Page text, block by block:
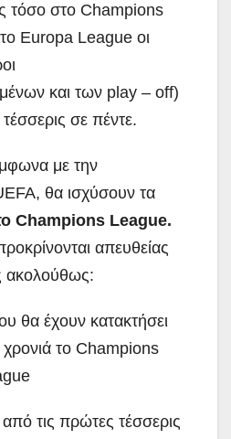
τόσο στο Champions
Europa League οι
και των play – off)
σε πέντε.
με την
θα ισχύσουν τα
Champions League.
απευθείας
ακολούθως:
θα έχουν κατακτήσει
το Champions
τις πρώτες τέσσερις